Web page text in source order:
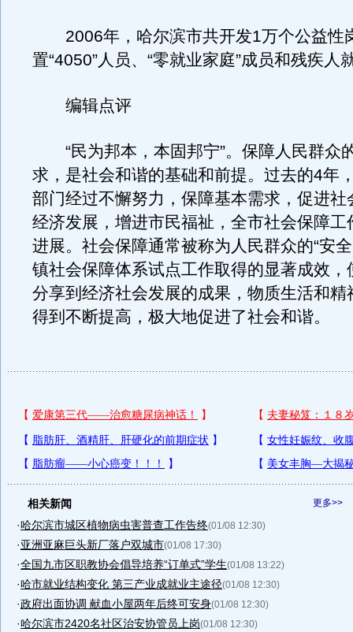
2006年，哈尔滨市共开发1万个公益性
置“4050”人员、“零就业家庭”成员和残疾人
编辑点评
“民为邦本，本固邦宁”。保障人民群众
求，是社会和谐的基础和前提。过去的4年
部门经过不懈努力，保障基本需求，促进社
经济发展，增进市民福祉，全市社会保障工
进展。社会保障通常被称为人民群众的“安
镇社会保障体系试点工作取得的显著成效，
分享到经济社会发展的成果，物质生活和精
得到不断提高，极大地促进了社会和谐。
更多>>
相关新闻
·哈尔滨市城区植物病虫害普查工作告终(01/08 12:30)
·亚洲亚麻巨头新厂落户双城市(01/08 17:30)
·全国九市区职教协会倡导培养“订单式”学生(01/08 13:22)
·哈市就业结构变化 第三产业成就业主途径(01/08 12:30)
·政府出面协调 献血小屋两年后终可安身(01/08 12:30)
·哈尔滨市2420名社区治安协管员上岗(01/08 12:30)